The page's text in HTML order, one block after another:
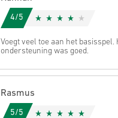
Annuleren
4/5
Voegt veel toe aan het
ondersteuning was goed.
Rasmus
5/5